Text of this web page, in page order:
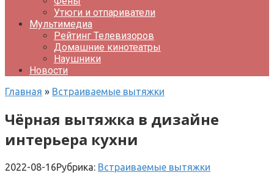
Утюги и отпариватели
Мультимедиа
Рейтинг Телевизоров
Домашние кинотеатры
Наушники
Новости
Главная » Встраиваемые вытяжки
Чёрная вытяжка в дизайне
интерьера кухни
2022-08-16Рубрика: Встраиваемые вытяжки